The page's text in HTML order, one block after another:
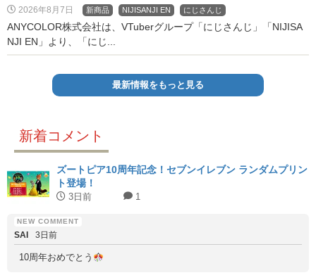
2026年8月7日 新商品 NIJISANJI EN にじさんじ
ANYCOLOR株式会社は、VTuberグループ「にじさんじ」「NIJISA
NJI EN」より、「にじ...
最新情報をもっと見る
新着コメント
ズートピア10周年記念！セブンイレブン ランダムプリン
ト登場！
3日前 1
SAI 3日前
10周年おめでとう